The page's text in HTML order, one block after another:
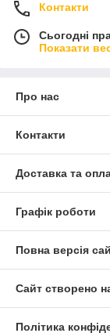
Контакти
Сьогодні
Показати
Про нас
Контакти
Доставка та
Графік роботи
Повна версія
Сайт створено
Політика